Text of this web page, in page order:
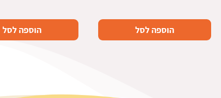
הוספה לסל הוספה לסל